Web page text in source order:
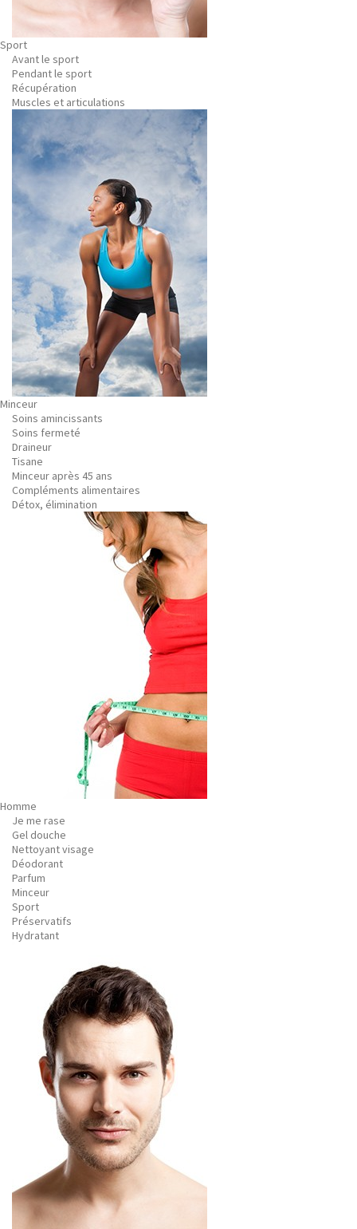
Sport
Avant le sport
Pendant le sport
Récupération
Muscles et articulations
Minceur
Soins amincissants
Soins fermeté
Draineur
Tisane
Minceur après 45 ans
Compléments alimentaires
Détox, élimination
Homme
Je me rase
Gel douche
Nettoyant visage
Déodorant
Parfum
Minceur
Sport
Préservatifs
Hydratant